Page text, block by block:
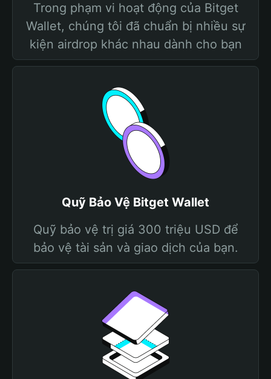
Trong phạm vi hoạt động của Bitget
Wallet, chúng tôi đã chuẩn bị nhiều sự
kiện airdrop khác nhau dành cho bạn
Quỹ Bảo Vệ Bitget Wallet
Quỹ bảo vệ trị giá 300 triệu USD để
bảo vệ tài sản và giao dịch của bạn.